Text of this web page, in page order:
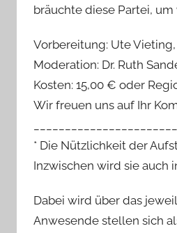
bräuchte diese Partei,
Vorbereitung: Ute
Moderation: Dr. Ruth
Kosten: 15,00 € oder
Wir freuen uns auf Ihr
* Die Nützlichkeit der
Inzwischen wird sie auch
Dabei wird über das
Anwesende stellen sich